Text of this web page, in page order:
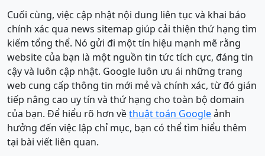
Cuối cùng, việc cập nhật nội dung liên tục và khai báo
chính xác qua news sitemap giúp cải thiện thứ hạng tìm
kiếm tổng thể. Nó gửi đi một tín hiệu mạnh mẽ rằng
website của bạn là một nguồn tin tức tích cực, đáng tin
cậy và luôn cập nhật. Google luôn ưu ái những trang
web cung cấp thông tin mới mẻ và chính xác, từ đó gián
tiếp nâng cao uy tín và thứ hạng cho toàn bộ domain
của bạn. Để hiểu rõ hơn vềthuật toán Googleảnh
hưởng đến việc lập chỉ mục, bạn có thể tìm hiểu thêm
tại bài viết liên quan.